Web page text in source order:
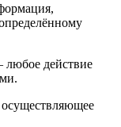
действие